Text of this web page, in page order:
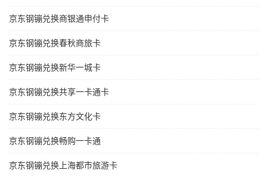
京东钢镚兑换商银通申付卡
京东钢镚兑换春秋商旅卡
京东钢镚兑换新华一城卡
京东钢镚兑换共享一卡通卡
京东钢镚兑换东方文化卡
京东钢镚兑换畅购一卡通
京东钢镚兑换上海都市旅游卡